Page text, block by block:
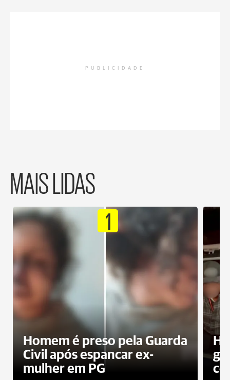
PUBLICIDADE
MAIS LIDAS
1
Homem é preso pela Guarda
Civil após espancar ex-
mulher em PG